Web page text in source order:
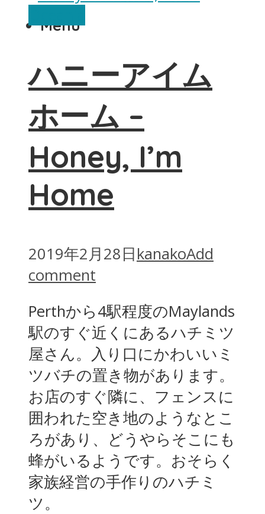
Menu
ハニーアイム
ホーム –
Honey, I’m
Home
2019年2月28日kanakoAdd
comment
Perthから4駅程度のMaylands
駅のすぐ近くにあるハチミツ
屋さん。入り口にかわいいミ
ツバチの置き物があります。
お店のすぐ隣に、フェンスに
囲われた空き地のようなとこ
ろがあり、どうやらそこにも
蜂がいるようです。おそらく
家族経営の手作りのハチミ
ツ。